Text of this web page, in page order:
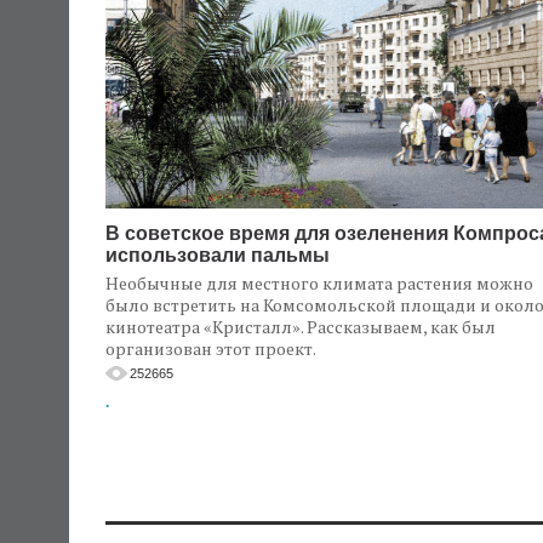
В советское время для озеленения
использовали пальмы
Необычные для местного климата растения можно
было встретить на Комсомольской площади и около
кинотеатра «Кристалл». Рассказываем, как был
организован этот проект.
252665
.